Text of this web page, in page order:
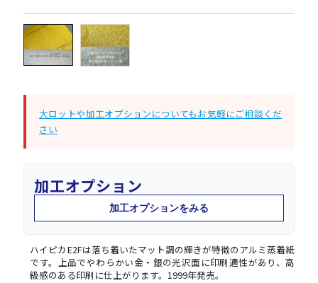
← →
大ロットや加工オプションについてもお気軽にご相談くだ
さい
加工オプション
加工オプションをみる
ハイピカE2Fは落ち着いたマット調の輝きが特徴のアルミ蒸着紙
です。上品でやわらかい金・銀の光沢面に印刷適性があり、高
級感のある印刷に仕上がります。1999年発売。